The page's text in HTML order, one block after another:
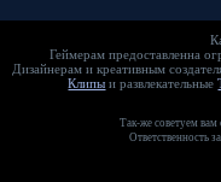
Геймерам предоставленна
Дизайнерам и креативным
Клипы и развлекательные
Так-же советуем
Ответственность